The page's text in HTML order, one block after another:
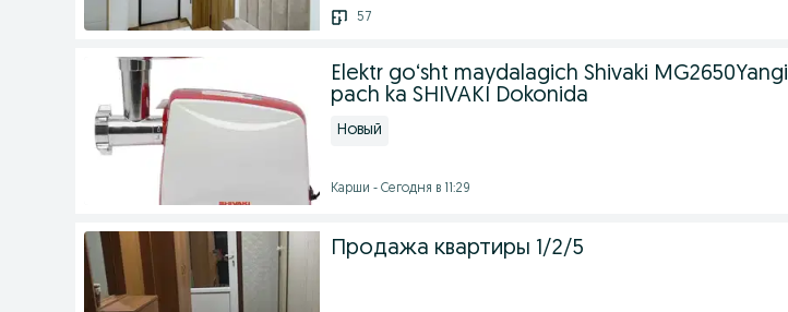
57
Elektr go‘sht maydalagich Shivaki MG2650Yangi
pach ka SHIVAKI Dokonida
Новый
Карши - Сегодня в 11:29
Продажа квартиры 1/2/5